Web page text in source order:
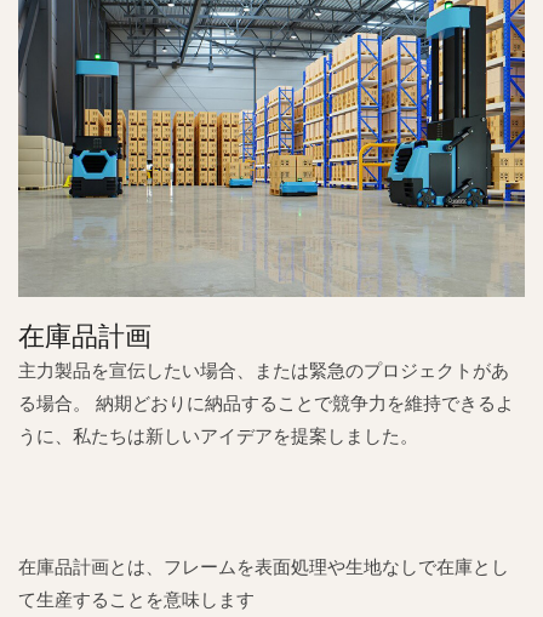
在庫品計画
主力製品を宣伝したい場合、または緊急のプロジェクトがあ
る場合。 納期どおりに納品することで競争力を維持できるよ
うに、私たちは新しいアイデアを提案しました。
在庫品計画とは、フレームを表面処理や生地なしで在庫とし
て生産することを意味します